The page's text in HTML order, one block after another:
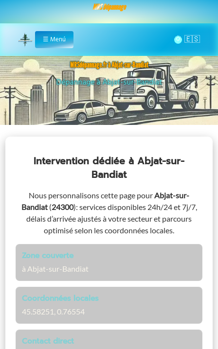
MRS Dépannage
Home
☰ Menú 🌞
MRSdépannage.fr à Abjat-sur-Bandiat
Assistance 24/7 à Abjat-sur-Bandiat
Intervention dédiée à Abjat-sur-
Bandiat
Nous personnalisons cette page pourAbjat-sur-
Bandiat (24300): services disponibles 24h/24 et 7j/7,
délais d’arrivée ajustés à votre secteur et parcours
optimisé selon les coordonnées locales.
Zone couverte
à Abjat-sur-Bandiat
Coordonnées locales
45.58251, 0.76554
Contact direct